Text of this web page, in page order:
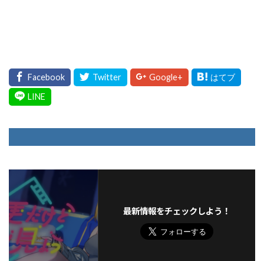
最新情報をチェックしよう！